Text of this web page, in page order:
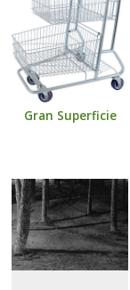
Gran Superficie